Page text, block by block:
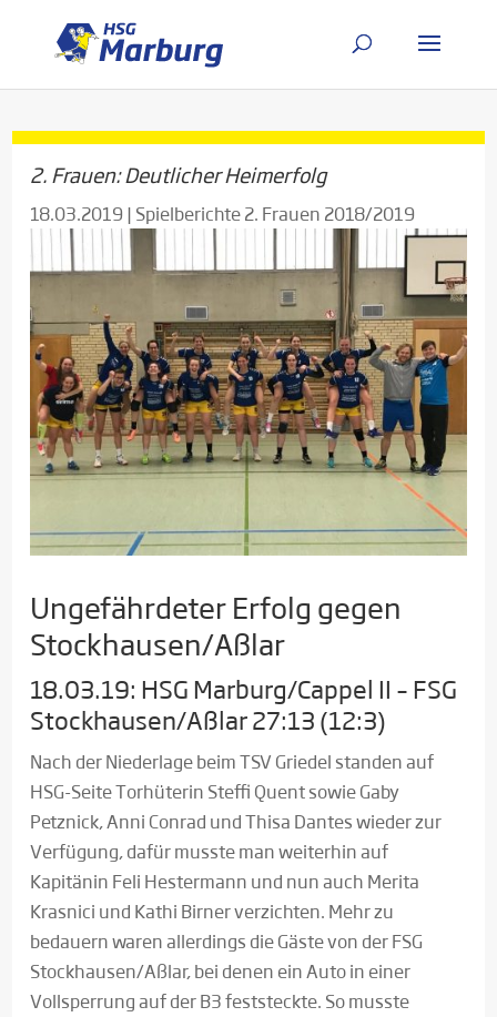
2. Frauen: Deutlicher Heimerfolg
18.03.2019| Spielberichte 2. Frauen 2018/2019
Ungefährdeter Erfolg gegen
Stockhausen/Aßlar
18.03.19: HSG Marburg/Cappel II – FSG
Stockhausen/Aßlar 27:13 (12:3)
Nach der Niederlage beim TSV Griedel standen auf
HSG-Seite Torhüterin Steffi Quent sowie Gaby
Petznick, Anni Conrad und Thisa Dantes wieder zur
Verfügung, dafür musste man weiterhin auf
Kapitänin Feli Hestermann und nun auch Merita
Krasnici und Kathi Birner verzichten. Mehr zu
bedauern waren allerdings die Gäste von der FSG
Stockhausen/Aßlar, bei denen ein Auto in einer
Vollsperrung auf der B3 feststeckte. So musste